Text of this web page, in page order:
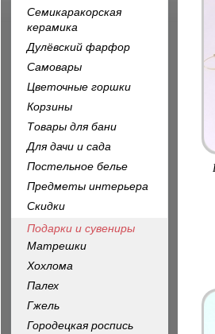
Семикаракорская
керамика
Дулёвский фарфор
Самовары
Цветочные горшки
Корзины
Товары для бани
Для дачи и сада
Постельное белье
Предметы интерьера
Скидки
Подарки и сувениры
Матрешки
Хохлома
Палех
Гжель
Городецкая роспись